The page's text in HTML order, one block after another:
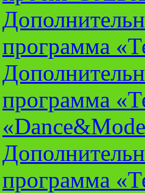
программа
программа
программа